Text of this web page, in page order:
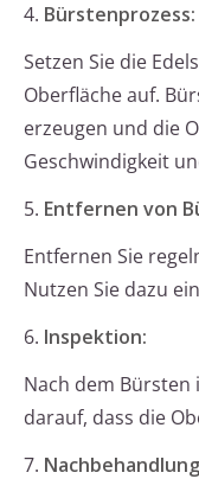
4. Bürstenprozess:
Setzen Sie die
Oberfläche auf.
erzeugen und die
Geschwindigkeit
5. Entfernen von
Entfernen Sie
Nutzen Sie dazu
6. Inspektion:
Nach dem Bürsten
darauf, dass die
7.